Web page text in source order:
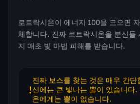
로트락시온이 에너지 100을 모으면
체합니다. 진짜 로트락시온을 분신들
지 매초 빛 마법 피해를 받습니다.
진짜 보스를 찾는 것은 매우 간단
신에는 큰 빛나는 뿔이 있습니다.
온에게는 뿔이 없습니다.